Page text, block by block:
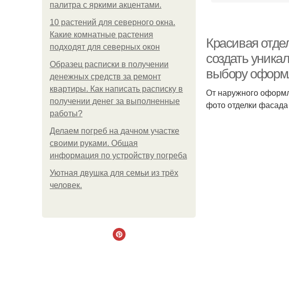
палитра с яркими акцентами.
10 растений для северного окна.
Какие комнатные растения
подходят для северных окон
Образец расписки в получении
денежных средств за ремонт
квартиры. Как написать расписку в
получении денег за выполненные
работы?
Делаем погреб на дачном участке
своими руками. Общая
информация по устройству погреба
Уютная двушка для семьи из трёх
человек.
штукатурками
Красивая
создать
выбору
От наружного
фото отделки